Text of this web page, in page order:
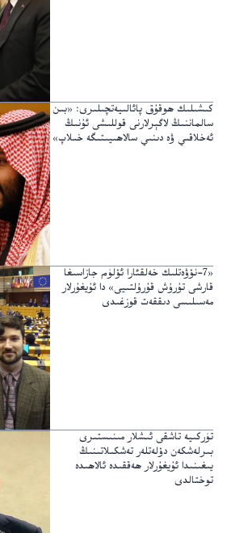
كىشىلىك ھوقۇق پائالىيەتچىلىرى: «بىن
سالماننىڭ لاگېرلارنى قوللىشى ئۇنىڭ
ئەخلاقىي ۋە دىنىي سالاھىيىتىگە خىلاپ»
«7-نۆۋەتلىك خەلقئارا ئۆلۈم جازاسىغا
قارشى تۇرۇش قۇرۇلتىيى» دا ئۇيغۇرلار
مەسىلىسى دىققەت قوزغىدى
تۈركىيە تاشقى ئىشلار مىنىستىرى
بىرلەشكەن دۆلەتلەر تەشكىلاتىنىڭ
يىغىنىدا ئۇيغۇرلار ھەققىدە ئالاھىدە
توختالدى